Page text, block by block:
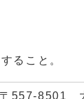
ること。
〒557-8501